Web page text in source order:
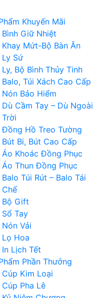
Khuyến Mãi
Bình Giữ Nhiệt
Khay Mứt-Bộ Bàn Ăn
Ly Sứ
Ly, Bộ Bình Thủy Tinh
Balo, Túi Xách Cao Cấp
Nón Bảo Hiểm
Dù Cầm Tay – Dù Ngoài
Trời
Đồng Hồ Treo Tường
Bút Bi, Bút Cao Cấp
Áo Khoác Đồng Phục
Áo Thun Đồng Phục
Balo Túi Rút – Balo Tái
Chế
Bộ Gift
Sổ Tay
Nón Vải
Lọ Hoa
In Lịch Tết
Phần Thưởng
Cúp Kim Loại
Cúp Pha Lê